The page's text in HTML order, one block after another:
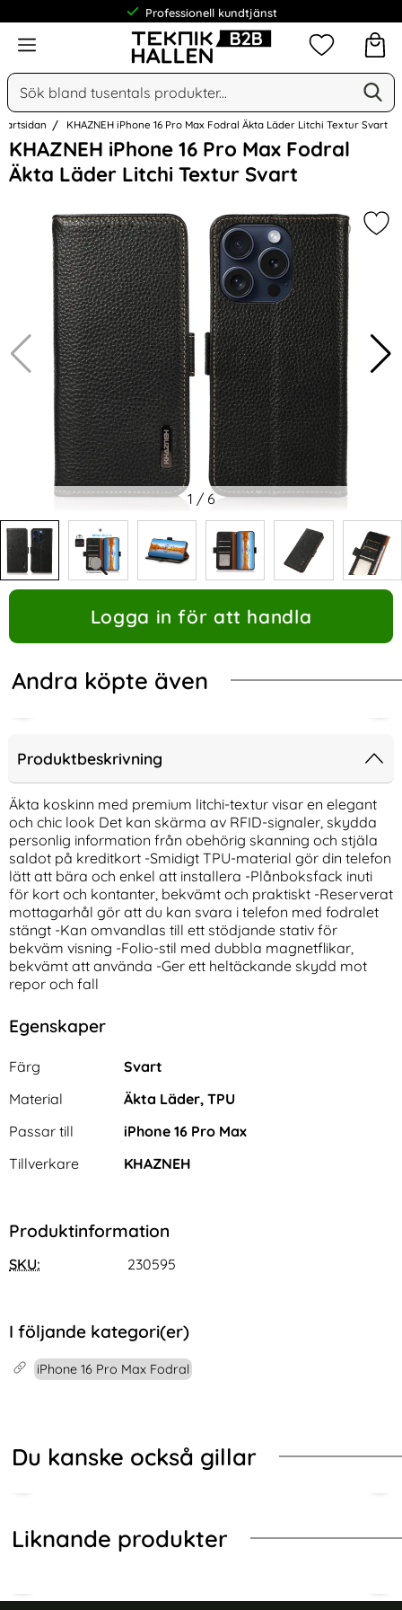
Professionell kundtjänst
Meny
Sök
Sök på Narse Group AB
Mina
KHAZNEH iPhone 16 Pro Max Fodral Äkta Läder Litchi Textur Svart
KHAZNEH iPhone 16 Pro Max Fodral
Äkta Läder Litchi Textur Svart
Hoppa
över
Bilder
1 / 6
Logga in för att handla
Andra köpte även
REDPEPPER iPhone 16 Pro
Max Skal MagSafe Kickstand
Vattentät IP68 (Svart)
Art. nr 246308
Tillgänglighet:
I lager
NILLKIN iPhone 16 Pro Max
Skal Camshield Armor Grön
Produktbeskrivning
Äkta koskinn med premium litchi-textur visar en elegant
och chic look Det kan skärma av RFID-signaler, skydda
personlig information från obehörig skanning och stjäla
saldot på kreditkort -Smidigt TPU-material gör din telefon
lätt att bära och enkel att installera -Plånboksfack inuti
för kort och kontanter, bekvämt och praktiskt -Reserverat
mottagarhål gör att du kan svara i telefon med fodralet
stängt -Kan omvandlas till ett stödjande stativ för
bekväm visning -Folio-stil med dubbla magnetflikar,
bekvämt att använda -Ger ett heltäckande skydd mot
repor och fall
Egenskaper
Egenskaper/attribut för denna produkt
Attribut
Färg
Svart
Material
Äkta Läder, TPU
Passar till
iPhone 16 Pro Max
Tillverkare
KHAZNEH
Produktinformation
SKU: 230595
I följande kategori(er)
iPhone 16 Pro Max Fodral
Du kanske också gillar
Liknande produkter